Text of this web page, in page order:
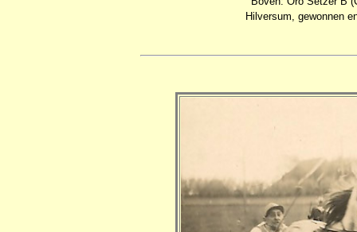
Hilversum, gewonnen